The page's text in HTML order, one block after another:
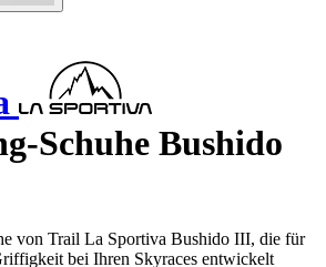
Schuhe Bushido
von Trail La Sportiva Bushido III, die für
bei Ihren Skyraces entwickelt